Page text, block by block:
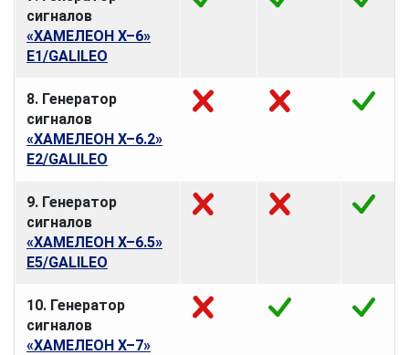
сигналов
«ХАМЕЛЕОН Х–6»
E1/GALILEO
8. Генератор
сигналов
«ХАМЕЛЕОН Х–6.2»
E2/GALILEO
9. Генератор
сигналов
«ХАМЕЛЕОН Х–6.5»
E5/GALILEO
10. Генератор
сигналов
«ХАМЕЛЕОН Х–7»